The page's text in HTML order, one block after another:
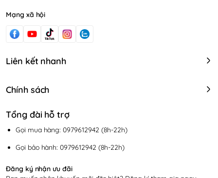
Mạng xã hội
Liên kết nhanh
Chính sách
Tổng đài hỗ trợ
Gọi mua hàng: 0979612942 (8h-22h)
Gọi bảo hành: 0979612942 (8h-22h)
Đăng ký nhận ưu đãi